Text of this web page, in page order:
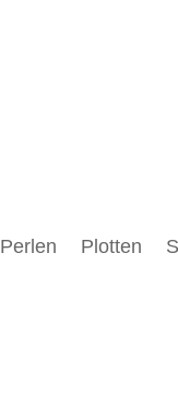
Perlen Plotten